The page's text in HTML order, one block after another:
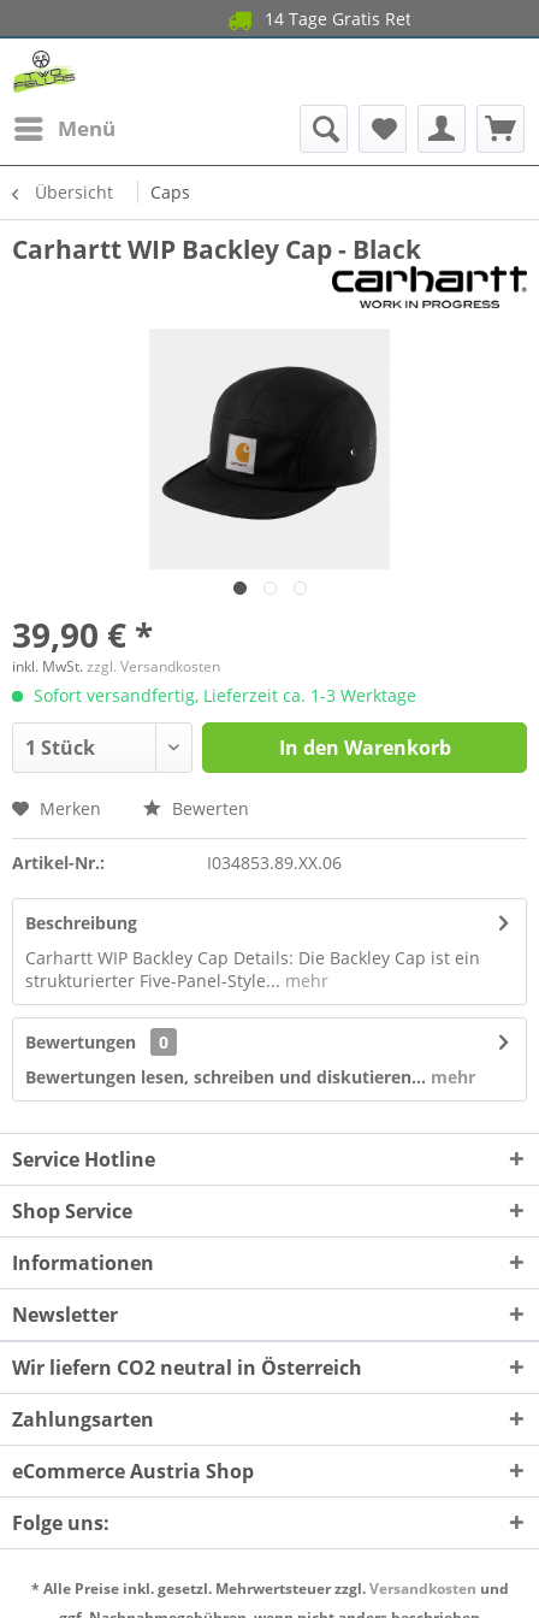
14 Tage Gratis Retoure
Menü
Übersicht Caps
Carhartt WIP Backley Cap - Black
39,90 € *
inkl. MwSt.zzgl. Versandkosten
Sofort versandfertig, Lieferzeit ca. 1-3 Werktage
In den Warenkorb
Merken Bewerten
Artikel-Nr.: I034853.89.XX.06
Beschreibung
Carhartt WIP Backley Cap Details: Die Backley Cap ist ein
strukturierter Five-Panel-Style... mehr
Bewertungen
0
Bewertungen lesen, schreiben und diskutieren... mehr
Service Hotline
Shop Service
Informationen
Newsletter
Wir liefern CO2 neutral in Österreich
Zahlungsarten
eCommerce Austria Shop
Folge uns:
* Alle Preise inkl. gesetzl. Mehrwertsteuer zzgl.Versandkosten und